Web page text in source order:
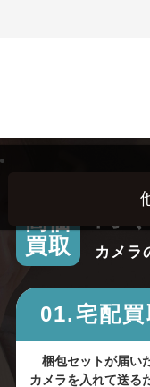
高価
買取
高
カメラ
01.宅配買
梱包セットが届い
カメラを入れて送る